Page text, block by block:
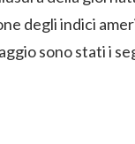
degli indici
sono stati i